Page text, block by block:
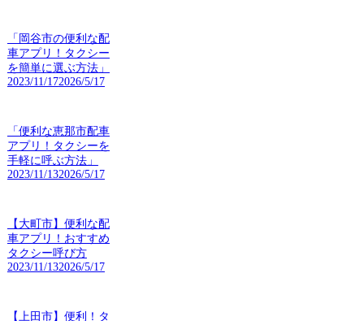
「岡谷市の便利な配
車アプリ！タクシー
を簡単に選ぶ方法」
2023/11/172026/5/17
「便利な恵那市配車
アプリ！タクシーを
手軽に呼ぶ方法」
2023/11/132026/5/17
【大町市】便利な配
車アプリ！おすすめ
タクシー呼び方
2023/11/132026/5/17
【上田市】便利！タ